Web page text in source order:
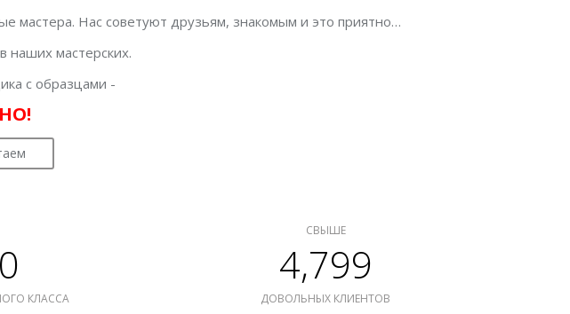
мастера. Нас советуют друзьям, знакомым и это приятно…
наших мастерских.
с образцами -
КЛАССА
СВЫШЕ
4,799
ДОВОЛЬНЫХ КЛИЕНТОВ